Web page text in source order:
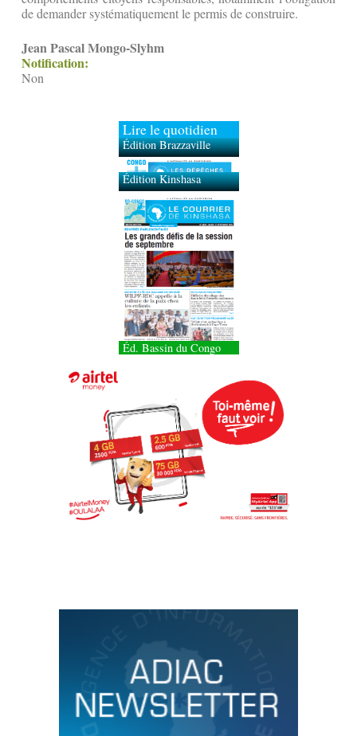
de demander systématiquement le permis de construire.
Jean Pascal Mongo-Slyhm
Notification:
Non
Lire le quotidien
Édition Brazzaville
Édition Kinshasa
Éd. Bassin du Congo